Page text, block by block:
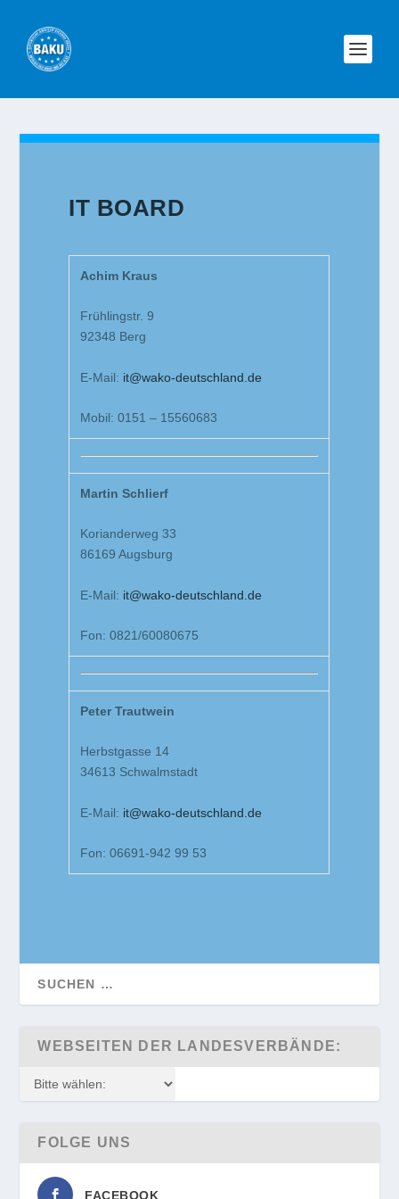
IT BOARD
Achim Kraus
Frühlingstr. 9
92348 Berg
E-Mail: it@wako-deutschland.de
Mobil: 0151 – 15560683
Martin Schlierf
Korianderweg 33
86169 Augsburg
E-Mail: it@wako-deutschland.de
Fon: 0821/60080675
Peter Trautwein
Herbstgasse 14
34613 Schwalmstadt
E-Mail: it@wako-deutschland.de
Fon: 06691-942 99 53
WEBSEITEN DER LANDESVERBÄNDE:
FOLGE UNS
FACEBOOK